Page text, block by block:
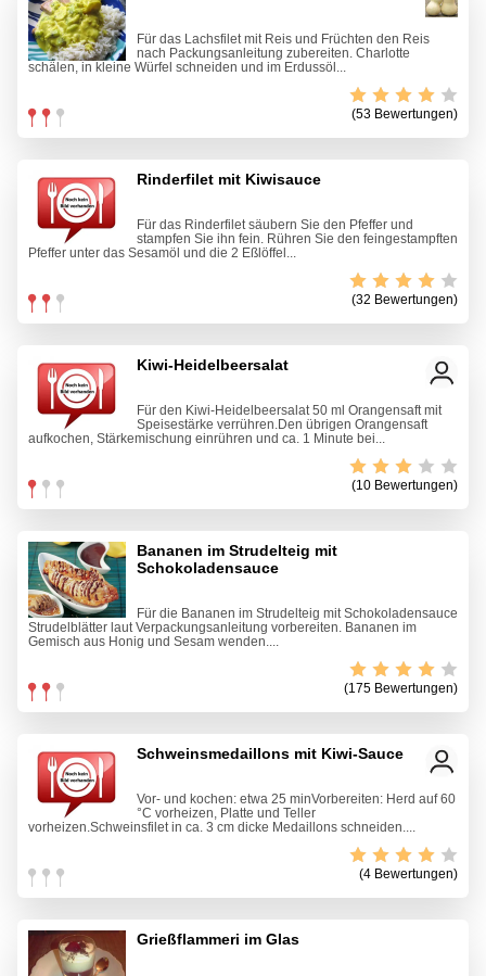
Für das Lachsfilet mit Reis und Früchten den Reis
nach Packungsanleitung zubereiten. Charlotte
schälen, in kleine Würfel schneiden und im Erdussöl...
(53 Bewertungen)
Rinderfilet mit Kiwisauce
Für das Rinderfilet säubern Sie den Pfeffer und
stampfen Sie ihn fein. Rühren Sie den feingestampften
Pfeffer unter das Sesamöl und die 2 Eßlöffel...
(32 Bewertungen)
Kiwi-Heidelbeersalat
Für den Kiwi-Heidelbeersalat 50 ml Orangensaft mit
Speisestärke verrühren.Den übrigen Orangensaft
aufkochen, Stärkemischung einrühren und ca. 1 Minute bei...
(10 Bewertungen)
Bananen im Strudelteig mit
Schokoladensauce
Für die Bananen im Strudelteig mit Schokoladensauce
Strudelblätter laut Verpackungsanleitung vorbereiten. Bananen im
Gemisch aus Honig und Sesam wenden....
(175 Bewertungen)
Schweinsmedaillons mit Kiwi-Sauce
Vor- und kochen: etwa 25 minVorbereiten: Herd auf 60
°C vorheizen, Platte und Teller
vorheizen.Schweinsfilet in ca. 3 cm dicke Medaillons schneiden....
(4 Bewertungen)
Grießflammeri im Glas